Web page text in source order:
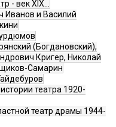
- век XIX…
Иванов и Василий
(Богдановский),
Кригер, Николай
Самарин
театра 1920-
театр драмы 1944-